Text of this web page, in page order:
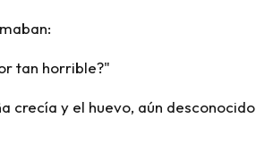
tan horrible?"
crecía y el huevo, aún